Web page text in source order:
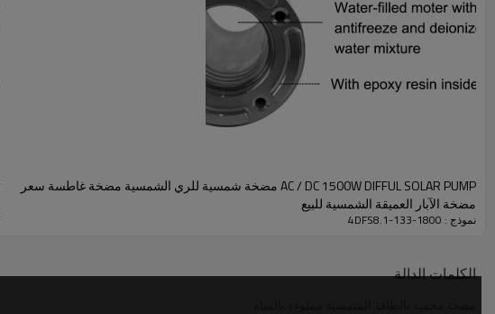
نموذج نطاق الجهد DC
4DFS8.1-133-1800
（60-440VOC
مخرج حجم المضخة
AC / DC 1500W DIFFUL SOLAR PUMP مضخة شمسية للري الشمسية مضخة غاطسة سعر
مضخة الآبار العميقة الشمسية للبيع
نموذج : 4DFS8.1-133-1800
الكلمات الدالة